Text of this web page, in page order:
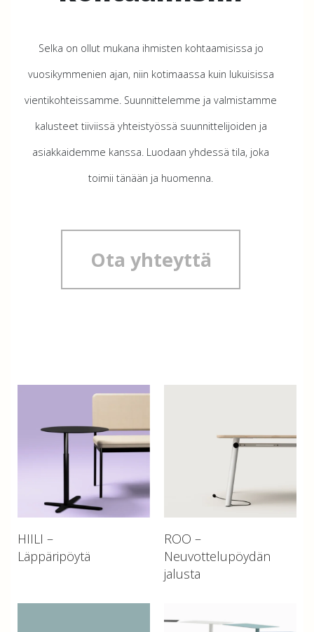
Selka on ollut mukana ihmisten kohtaamisissa jo
vuosikymmenien ajan, niin kotimaassa kuin lukuisissa
vientikohteissamme. Suunnittelemme ja valmistamme
kalusteet tiiviissä yhteistyössä suunnittelijoiden ja
asiakkaidemme kanssa. Luodaan yhdessä tila, joka
toimii tänään ja huomenna.
Ota yhteyttä
HIILI –
Läppäripöytä
ROO –
Neuvottelupöydän
jalusta